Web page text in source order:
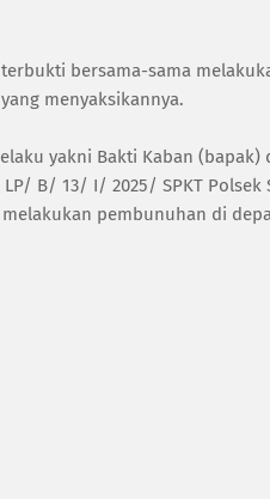
bersama-sama
menyaksikannya.
yakni Bakti Kaban (bapak)
B/ 13/ I/ 2025/ SPKT Polsek
pembunuhan di